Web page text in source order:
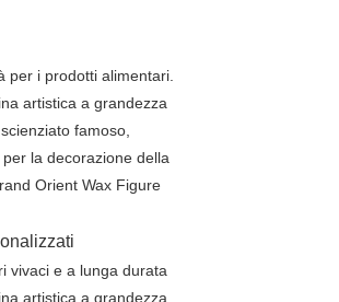
per i prodotti alimentari.
vivaci e a lunga durata